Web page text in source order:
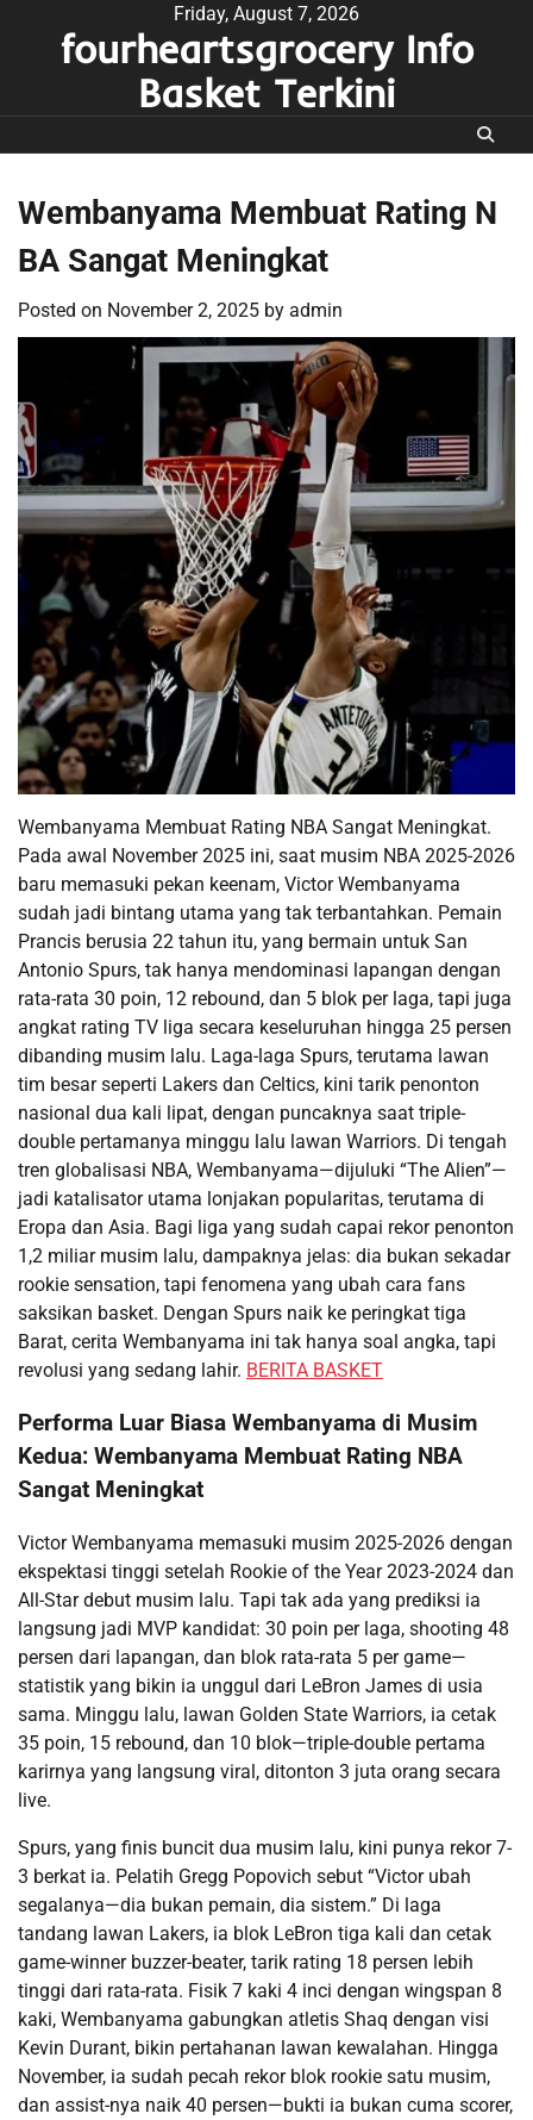
Friday, August 7, 2026
fourheartsgrocery Info
Basket Terkini
Wembanyama Membuat Rating N
BA Sangat Meningkat
Posted on November 2, 2025 by admin
Wembanyama Membuat Rating NBA Sangat Meningkat.
Pada awal November 2025 ini, saat musim NBA 2025-2026
baru memasuki pekan keenam, Victor Wembanyama
sudah jadi bintang utama yang tak terbantahkan. Pemain
Prancis berusia 22 tahun itu, yang bermain untuk San
Antonio Spurs, tak hanya mendominasi lapangan dengan
rata-rata 30 poin, 12 rebound, dan 5 blok per laga, tapi juga
angkat rating TV liga secara keseluruhan hingga 25 persen
dibanding musim lalu. Laga-laga Spurs, terutama lawan
tim besar seperti Lakers dan Celtics, kini tarik penonton
nasional dua kali lipat, dengan puncaknya saat triple-
double pertamanya minggu lalu lawan Warriors. Di tengah
tren globalisasi NBA, Wembanyama—dijuluki “The Alien”—
jadi katalisator utama lonjakan popularitas, terutama di
Eropa dan Asia. Bagi liga yang sudah capai rekor penonton
1,2 miliar musim lalu, dampaknya jelas: dia bukan sekadar
rookie sensation, tapi fenomena yang ubah cara fans
saksikan basket. Dengan Spurs naik ke peringkat tiga
Barat, cerita Wembanyama ini tak hanya soal angka, tapi
revolusi yang sedang lahir. BERITA BASKET
Performa Luar Biasa Wembanyama di Musim
Kedua: Wembanyama Membuat Rating NBA
Sangat Meningkat
Victor Wembanyama memasuki musim 2025-2026 dengan
ekspektasi tinggi setelah Rookie of the Year 2023-2024 dan
All-Star debut musim lalu. Tapi tak ada yang prediksi ia
langsung jadi MVP kandidat: 30 poin per laga, shooting 48
persen dari lapangan, dan blok rata-rata 5 per game—
statistik yang bikin ia unggul dari LeBron James di usia
sama. Minggu lalu, lawan Golden State Warriors, ia cetak
35 poin, 15 rebound, dan 10 blok—triple-double pertama
karirnya yang langsung viral, ditonton 3 juta orang secara
live.
Spurs, yang finis buncit dua musim lalu, kini punya rekor 7-
3 berkat ia. Pelatih Gregg Popovich sebut “Victor ubah
segalanya—dia bukan pemain, dia sistem.” Di laga
tandang lawan Lakers, ia blok LeBron tiga kali dan cetak
game-winner buzzer-beater, tarik rating 18 persen lebih
tinggi dari rata-rata. Fisik 7 kaki 4 inci dengan wingspan 8
kaki, Wembanyama gabungkan atletis Shaq dengan visi
Kevin Durant, bikin pertahanan lawan kewalahan. Hingga
November, ia sudah pecah rekor blok rookie satu musim,
dan assist-nya naik 40 persen—bukti ia bukan cuma scorer,